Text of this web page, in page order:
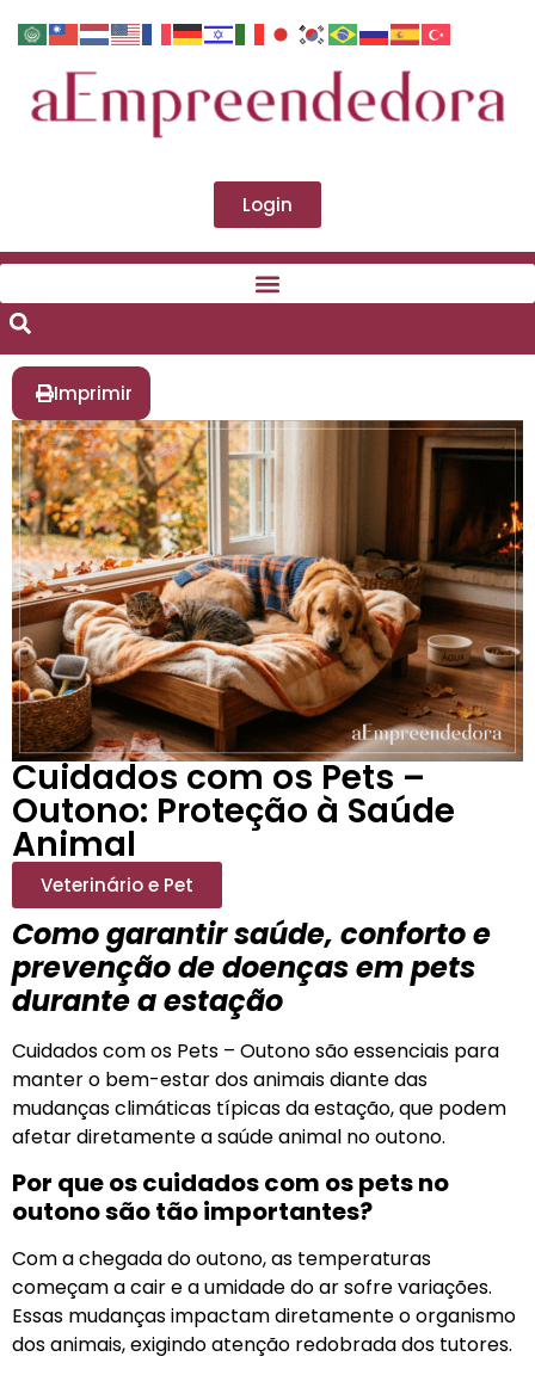
Login
Imprimir
Cuidados com os Pets –
Outono: Proteção à Saúde
Animal
Veterinário e Pet
Como garantir saúde, conforto e
prevenção de doenças em pets
durante a estação
Cuidados com os Pets – Outono são essenciais para
manter o bem-estar dos animais diante das
mudanças climáticas típicas da estação, que podem
afetar diretamente a saúde animal no outono.
Por que os cuidados com os pets no
outono são tão importantes?
Com a chegada do outono, as temperaturas
começam a cair e a umidade do ar sofre variações.
Essas mudanças impactam diretamente o organismo
dos animais, exigindo atenção redobrada dos tutores.